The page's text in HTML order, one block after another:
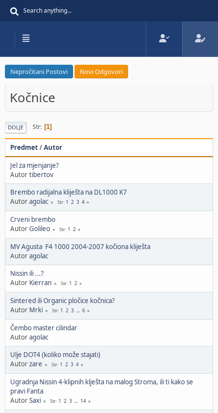
Nepročitani Postovi Novi Odgovori
Kočnice
DOLJE Str 1
Predmet/Autor
Jel za mjenjanje?
Autortibertov
Brembo radijalna kliješta na DL1000 K7
Autoragolac Str 1 2 3 4
Crveni brembo
AutorGolileo Str 1 2
MV Agusta F4 1000 2004-2007 kočiona kliješta
Autoragolac
Nissin ili ...?
Autor Kierran Str 1 2
Sintered ili Organic pločice kočnica?
Autor Mrki Str 1 2 3 ... 6
Čembo master cilindar
Autoragolac
Ulje DOT4 (koliko može stajati)
Autorzare Str 1 2 3 4
Ugradnja Nissin 4-klipnih klješta na malog Stroma, ili ti kako se
pravi Fanta
AutorSaxi Str 1 2 3 ... 14